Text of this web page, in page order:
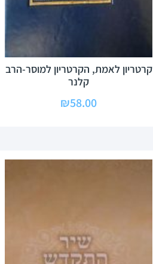
קרטריון לאמת, הקרטריון למוסר-הרב
קלנר
₪58.00